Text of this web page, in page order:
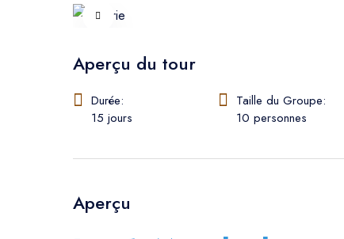
Aperçu du tour
Durée:
15 jours
Taille du Groupe:
10 personnes
Aperçu